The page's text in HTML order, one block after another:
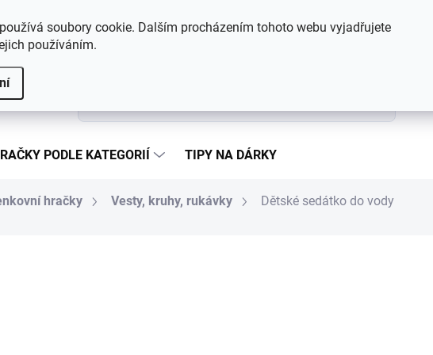
soubory cookie. Dalším procházením tohoto webu vyjadřujete
používáním.
Hodnocení obchodu Kontakty
PODLE KATEGORIÍ TIPY NA DÁRKY
hračky Vesty, kruhy, rukávky Dětské sedátko do vody